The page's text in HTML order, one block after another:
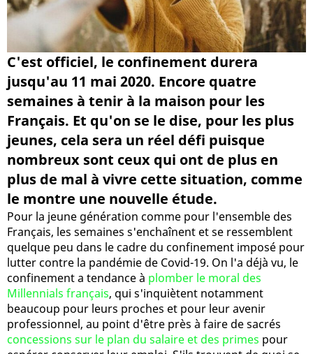
C'est officiel, le confinement durera
jusqu'au 11 mai 2020. Encore quatre
semaines à tenir à la maison pour les
Français. Et qu'on se le dise, pour les plus
jeunes, cela sera un réel défi puisque
nombreux sont ceux qui ont de plus en
plus de mal à vivre cette situation, comme
le montre une nouvelle étude.
Pour la jeune génération comme pour l'ensemble des
Français, les semaines s'enchaînent et se ressemblent
quelque peu dans le cadre du confinement imposé pour
lutter contre la pandémie de Covid-19. On l'a déjà vu, le
confinement a tendance à plomber le moral des
Millennials français, qui s'inquiètent notamment
beaucoup pour leurs proches et pour leur avenir
professionnel, au point d'être près à faire de sacrés
concessions sur le plan du salaire et des primes pour